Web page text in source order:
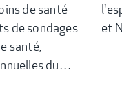
de santé
de sondages
santé,
du…
et